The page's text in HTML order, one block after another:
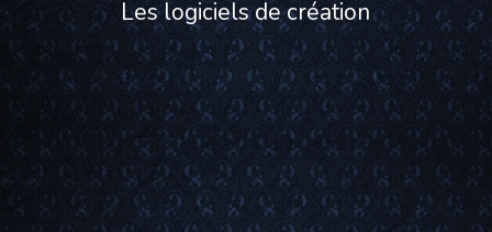
Les logiciels de création